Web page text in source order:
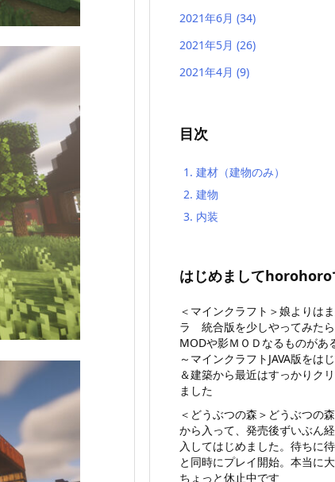
2021年6月 (34)
2021年5月 (26)
2021年4月 (9)
目次
1. 建材（建物のみ）
2. 建物
3. 内装
はじめましてhorohoro
＜マインクラフト＞娘よりは
ラ 統合版を少しやってみたら
MODや影ＭＯＤなるものが
～マインクラフトJAVA版をは
＆建築から最近はすっかりク
ました
＜どうぶつの森＞どうぶつの
から入って、発売後ずいぶん
入してはじめました。待ちに
と同時にプレイ開始。本当に
ちょっと休止中です